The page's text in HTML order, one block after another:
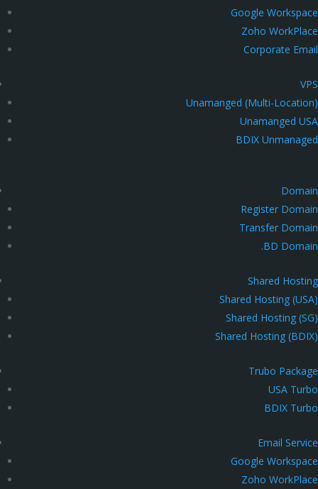
Google Workspace
Zoho WorkPlace
Corporate Email
VPS
Unamanged (Multi-Location)
Unamanged USA
BDIX Unmanaged
Domain
Register Domain
Transfer Domain
.BD Domain
Shared Hosting
Shared Hosting (USA)
Shared Hosting (SG)
Shared Hosting (BDIX)
Trubo Package
USA Turbo
BDIX Turbo
Email Service
Google Workspace
Zoho WorkPlace